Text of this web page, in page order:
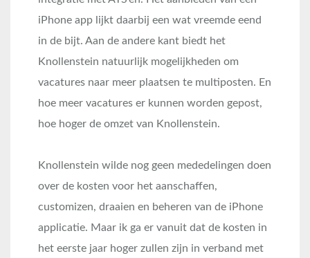
iPhone app lijkt daarbij een wat vreemde eend
in de bijt. Aan de andere kant biedt het
Knollenstein natuurlijk mogelijkheden om
vacatures naar meer plaatsen te multiposten. En
hoe meer vacatures er kunnen worden gepost,
hoe hoger de omzet van Knollenstein.
Knollenstein wilde nog geen mededelingen doen
over de kosten voor het aanschaffen,
customizen, draaien en beheren van de iPhone
applicatie. Maar ik ga er vanuit dat de kosten in
het eerste jaar hoger zullen zijn in verband met